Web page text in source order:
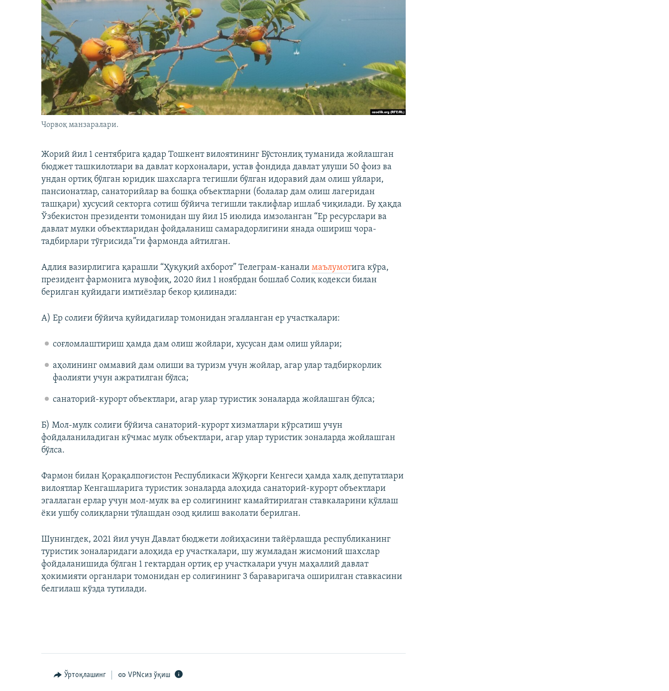
Чорвоқ манзаралари.
Жорий йил 1 сентябрига қадар Тошкент вилоятининг Бўстонлиқ туманида жойлашган
бюджет ташкилотлари ва давлат корхоналари, устав фондида давлат улуши 50 фоиз ва
ундан ортиқ бўлган юридик шахсларга тегишли бўлган идоравий дам олиш уйлари,
пансионатлар, санаторийлар ва бошқа объектларни (болалар дам олиш лагеридан
ташқари) хусусий секторга сотиш бўйича тегишли таклифлар ишлаб чиқилади. Бу ҳақда
Ўзбекистон президенти томонидан шу йил 15 июлида имзоланган “Ер ресурслари ва
давлат мулки объектларидан фойдаланиш самарадорлигини янада ошириш чора-
тадбирлари тўғрисида”ги фармонда айтилган.
Адлия вазирлигига қарашли “Ҳуқуқий ахборот” Телеграм-канали маълумотига кўра,
президент фармонига мувофиқ, 2020 йил 1 ноябрдан бошлаб Солиқ кодекси билан
берилган қуйидаги имтиёзлар бекор қилинади:
А) Ер солиғи бўйича қуйидагилар томонидан эгалланган ер участкалари:
соғломлаштириш ҳамда дам олиш жойлари, хусусан дам олиш уйлари;
аҳолининг оммавий дам олиши ва туризм учун жойлар, агар улар тадбиркорлик
фаолияти учун ажратилган бўлса;
санаторий-курорт объектлари, агар улар туристик зоналарда жойлашган бўлса;
Б) Мол-мулк солиғи бўйича санаторий-курорт хизматлари кўрсатиш учун
фойдаланиладиган кўчмас мулк объектлари, агар улар туристик зоналарда жойлашган
бўлса.
Фармон билан Қорақалпоғистон Республикаси Жўқорғи Кенгеси ҳамда халқ депутатлари
вилоятлар Кенгашларига туристик зоналарда алоҳида санаторий-курорт объектлари
эгаллаган ерлар учун мол-мулк ва ер солиғининг камайтирилган ставкаларини қўллаш
ёки ушбу солиқларни тўлашдан озод қилиш ваколати берилган.
Шунингдек, 2021 йил учун Давлат бюджети лойиҳасини тайёрлашда республиканинг
туристик зоналаридаги алоҳида ер участкалари, шу жумладан жисмоний шахслар
фойдаланишида бўлган 1 гектардан ортиқ ер участкалари учун маҳаллий давлат
ҳокимияти органлари томонидан ер солиғининг 3 бараваригача оширилган ставкасини
белгилаш кўзда тутилади.
Ўртоқлашинг VPNсиз ўқиш